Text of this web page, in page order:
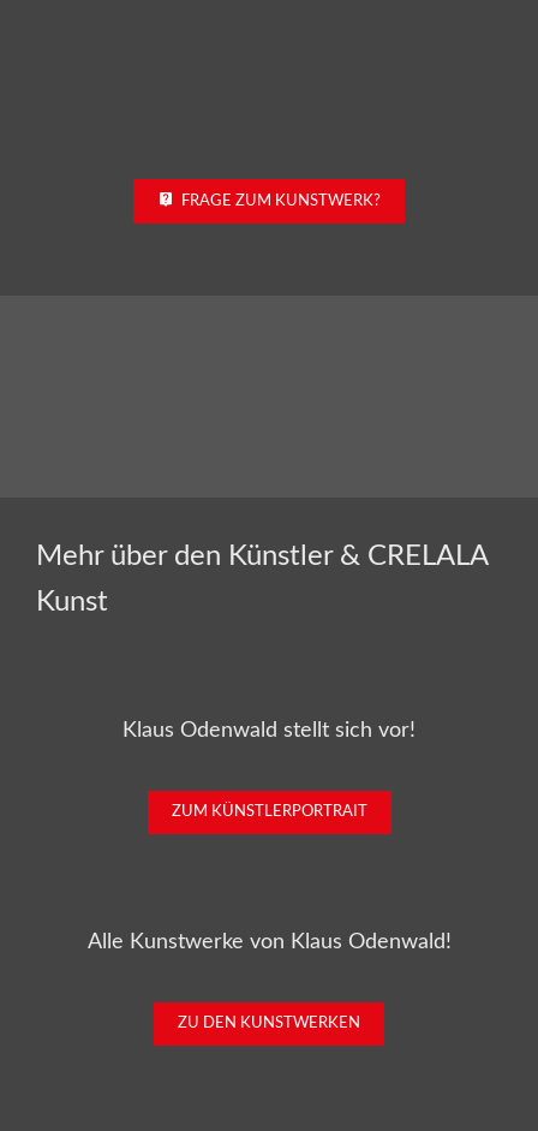
FRAGE ZUM KUNSTWERK?
Mehr über den Künstler & CRELALA
Kunst
Klaus Odenwald stellt sich vor!
ZUM KÜNSTLERPORTRAIT
Alle Kunstwerke von Klaus Odenwald!
ZU DEN KUNSTWERKEN